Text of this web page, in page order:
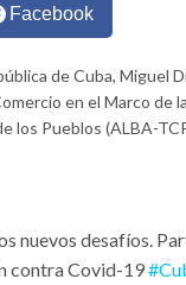
Facebook
de Cuba, Miguel
en el Marco de
los Pueblos (ALBA-
nuevos desafíos.
contra Covid-19